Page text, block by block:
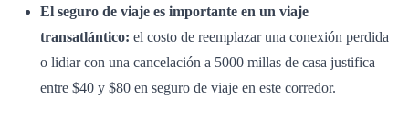
El seguro de viaje es importante en un viaje
transatlántico: el costo de reemplazar una conexión perdida
o lidiar con una cancelación a 5000 millas de casa justifica
entre $40 y $80 en seguro de viaje en este corredor.